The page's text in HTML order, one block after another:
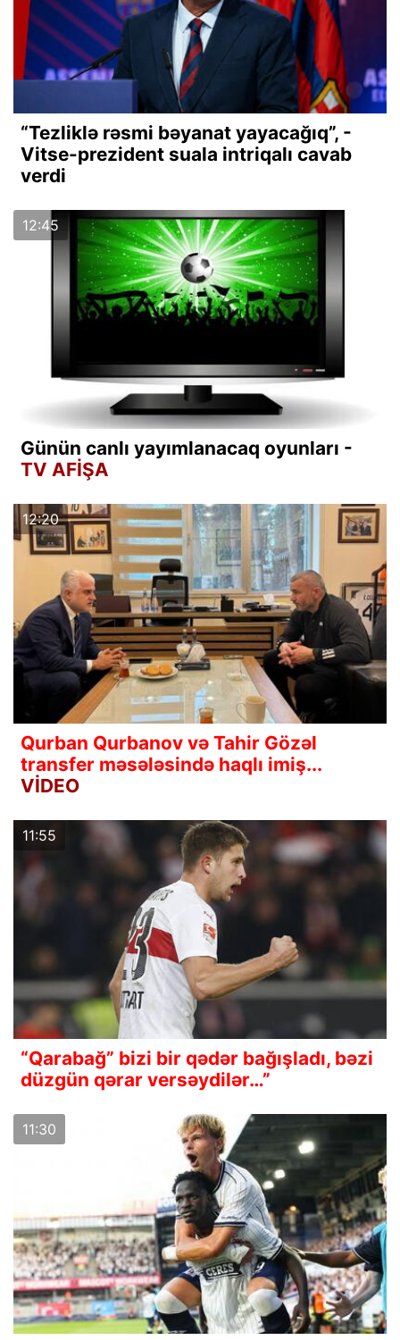
“Tezliklə rəsmi bəyanat yayacağıq”, -
Vitse-prezident suala intriqalı cavab
verdi
12:45
Günün canlı yayımlanacaq oyunları -
TV AFİŞA
12:20
Qurban Qurbanov və Tahir Gözəl
transfer məsələsində haqlı imiş...
VİDEO
11:55
“Qarabağ” bizi bir qədər bağışladı, bəzi
düzgün qərar versəydilər…”
11:30